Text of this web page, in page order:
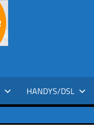
HANDYS/DSL